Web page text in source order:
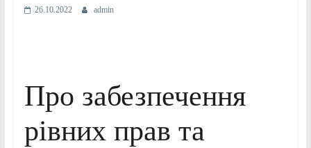
26.10.2022 admin
Про забезпечення
рівних прав та